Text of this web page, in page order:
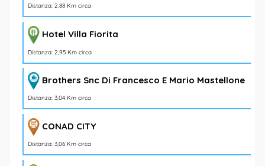
Distanza: 2,88 Km circa
Hotel Villa Fiorita
Distanza: 2,95 Km circa
Brothers Snc Di Francesco E Mario Mastellone
Distanza: 3,04 Km circa
CONAD CITY
Distanza: 3,06 Km circa